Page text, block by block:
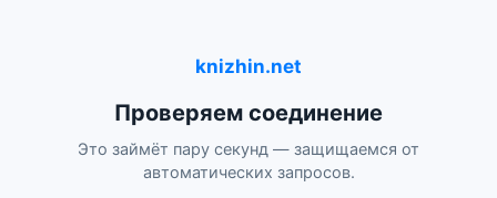
knizhin.net
Проверяем соединение
Это займёт пару секунд — защищаемся от
автоматических запросов.